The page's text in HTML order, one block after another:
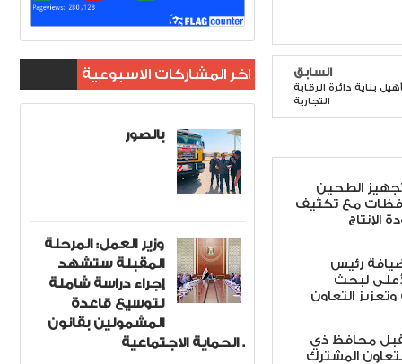
السابق
بناية دائرة الرقابة
التجارية
تجهيز الطحين
مع تكثيف
الإنتاج
رئيس
لبحث
وتعزيز التعاون
محافظ ذي
المشترك
اخر المشاركات الاسبوعية
بالصور
وزير العمل: المرحلة
المقبلة ستشهد
إجراء دراسة شاملة
لتوسيع قاعدة
المشمولين بقانون
الحماية الاجتماعية .